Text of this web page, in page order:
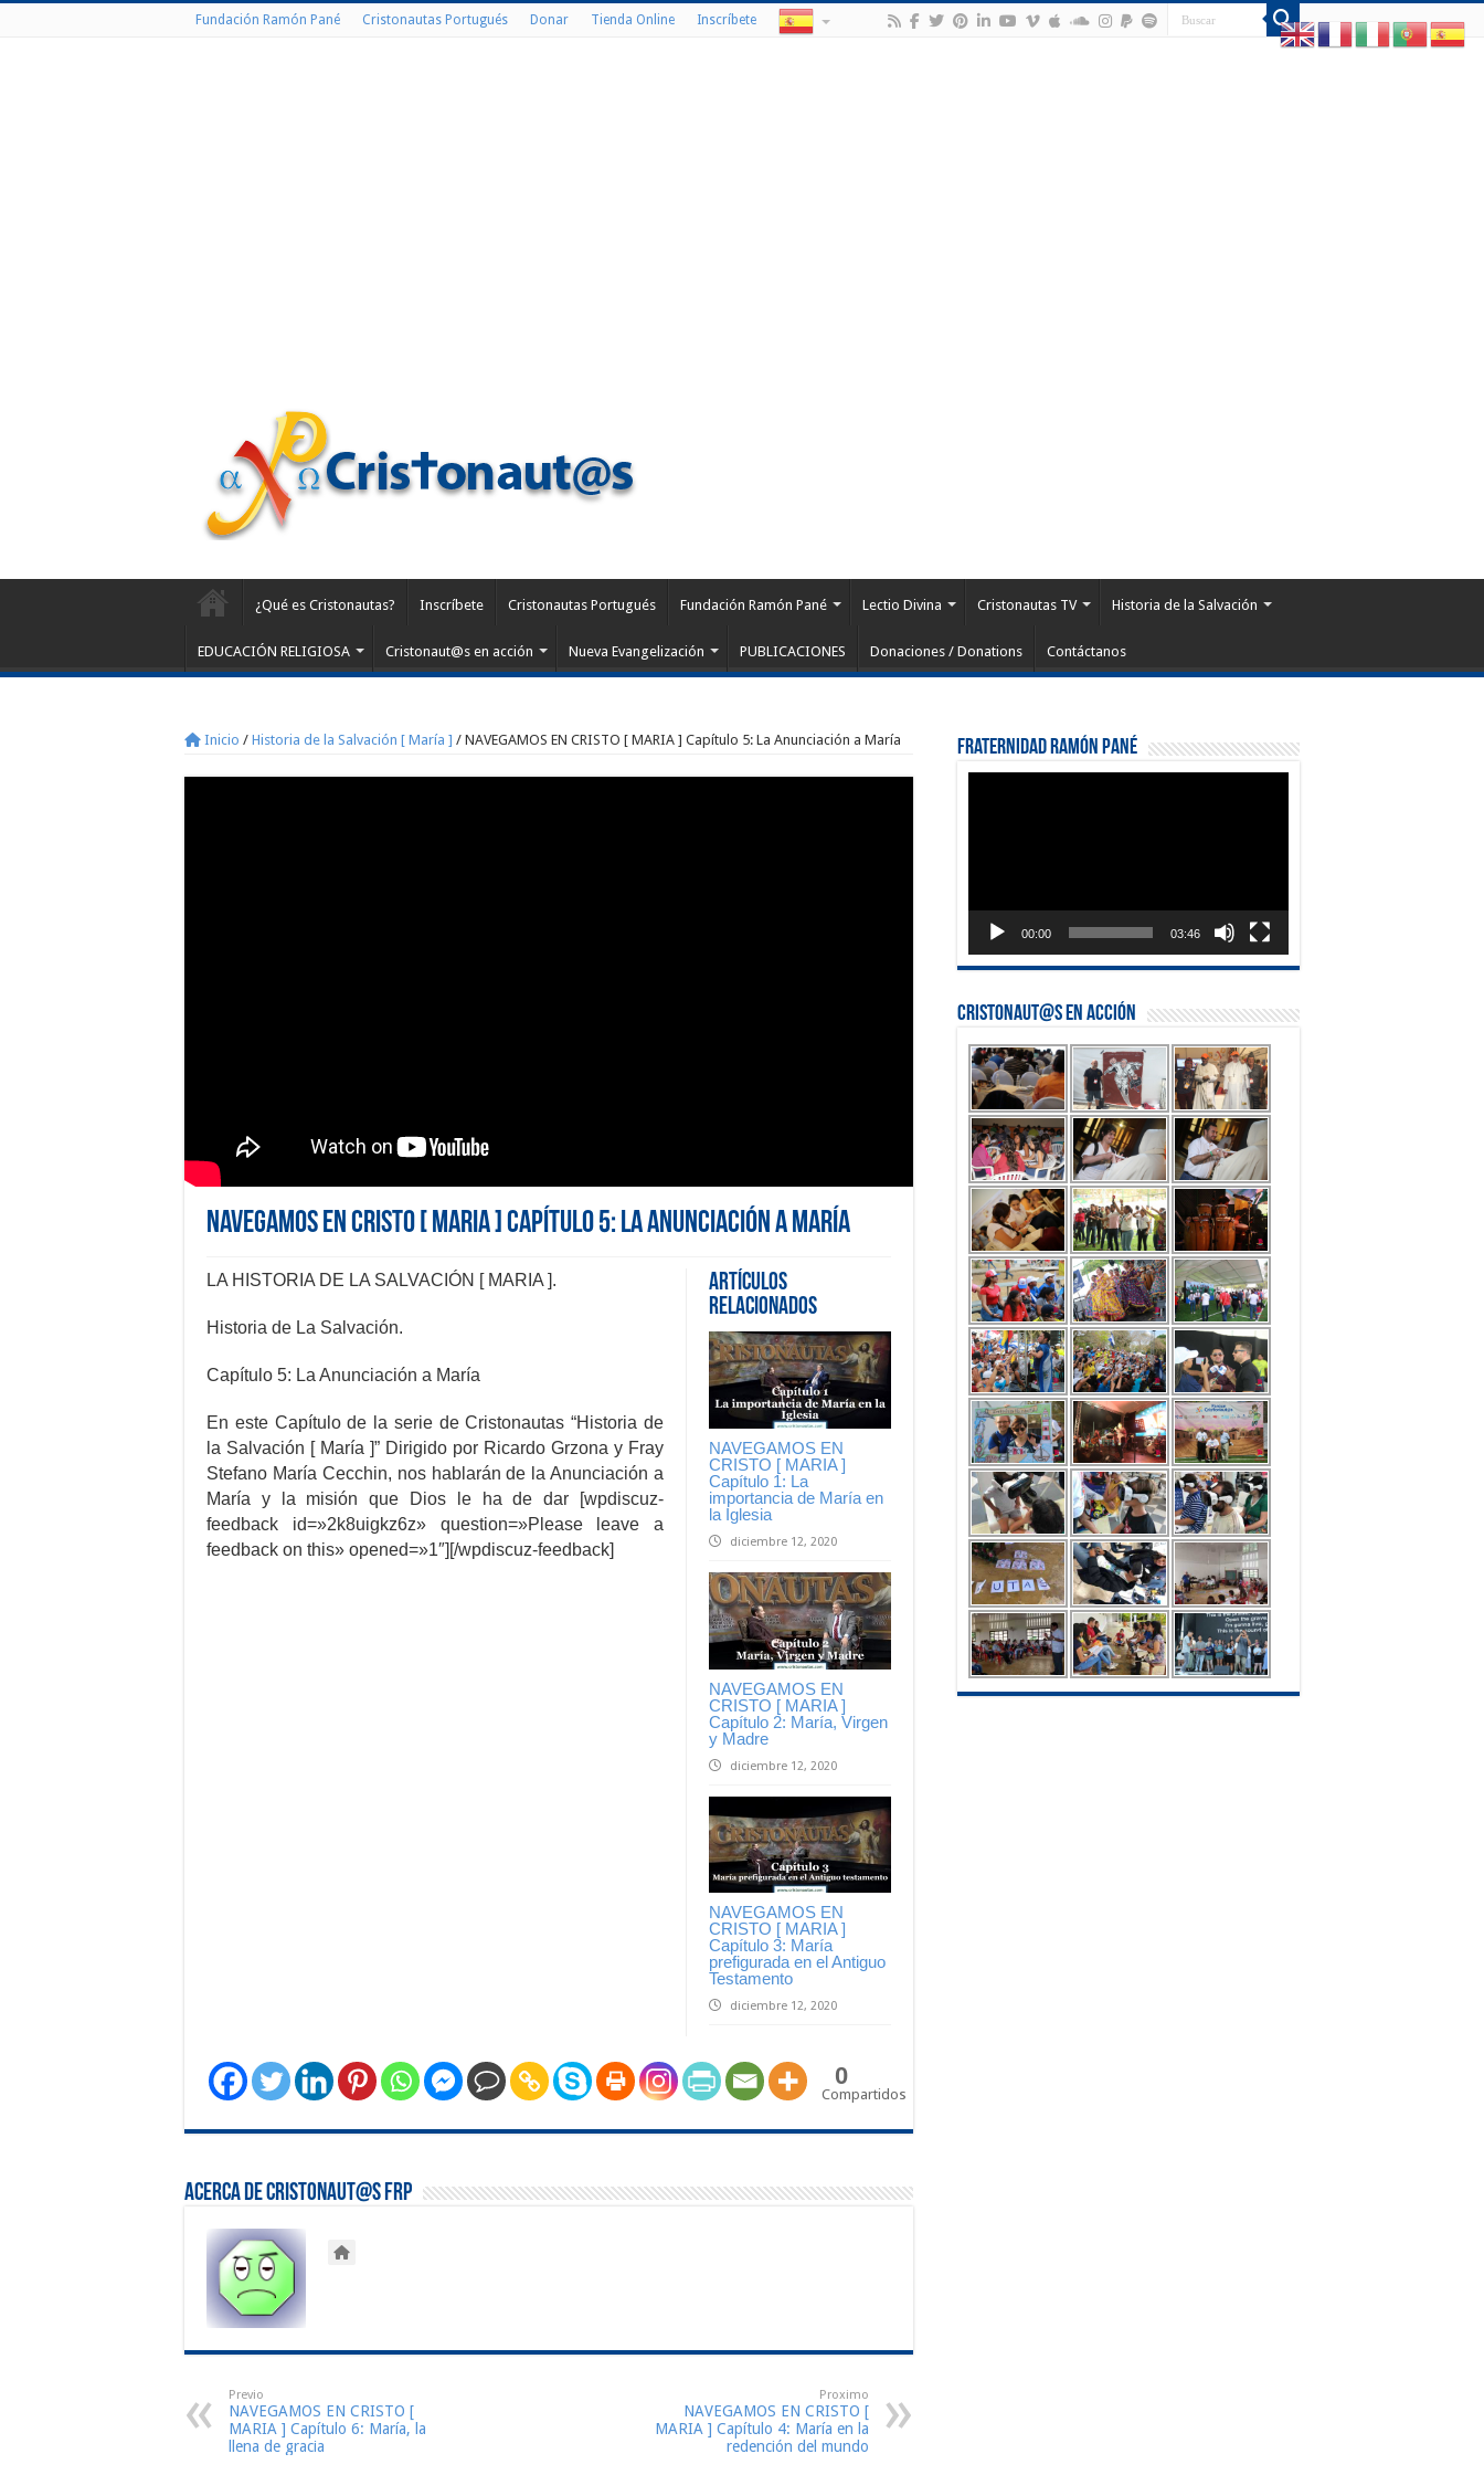
Fundación Ramón Pané Cristonautas Portugués Donar Tienda Online Inscríbete
¿Qué es Cristonautas? Inscríbete Cristonautas Portugués Fundación Ramón Pané Lectio Divina Cristonautas TV Historia de la Salvación
EDUCACIÓN RELIGIOSA Cristonaut@s en acción Nueva Evangelización PUBLICACIONES Donaciones / Donations Contáctanos
Inicio / Historia de la Salvación [ María ] / NAVEGAMOS EN CRISTO [ MARIA ] Capítulo 5: La Anunciación a María
NAVEGAMOS EN CRISTO [ MARIA ] Capítulo 5: La Anunciación a María
Artículos
Relacionados
NAVEGAMOS EN
CRISTO [ MARIA ]
Capítulo 1: La
importancia de María en
la Iglesia
diciembre 12, 2020
NAVEGAMOS EN
CRISTO [ MARIA ]
Capítulo 2: María, Virgen
y Madre
diciembre 12, 2020
NAVEGAMOS EN
CRISTO [ MARIA ]
Capítulo 3: María
prefigurada en el Antiguo
Testamento
diciembre 12, 2020
LA HISTORIA DE LA SALVACIÓN [ MARIA ].
Historia de La Salvación.
Capítulo 5: La Anunciación a María
En este Capítulo de la serie de Cristonautas “Historia de
la Salvación [ María ]” Dirigido por Ricardo Grzona y Fray
Stefano María Cecchin, nos hablarán de la Anunciación a
María y la misión que Dios le ha de dar [wpdiscuz-
feedback id=»2k8uigkz6z» question=»Please leave a
feedback on this» opened=»1″][/wpdiscuz-feedback]
0
Compartidos
Acerca de Cristonaut@s FRP
Previo
NAVEGAMOS EN CRISTO [
MARIA ] Capítulo 6: María, la
llena de gracia
Proximo
NAVEGAMOS EN CRISTO [
MARIA ] Capítulo 4: María en la
redención del mundo
Fraternidad Ramón Pané
00:00 03:46
Cristonaut@s en Acción